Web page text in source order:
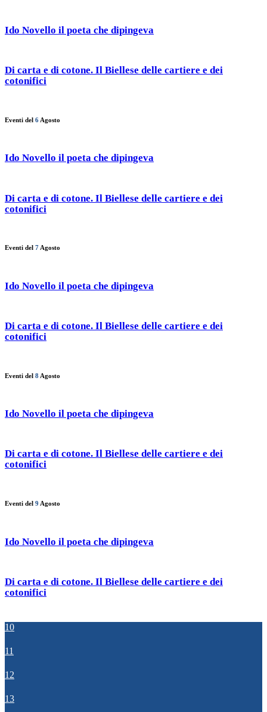
Ido Novello il poeta che dipingeva
Di carta e di cotone. Il Biellese delle cartiere e dei
cotonifici
Eventi del 6 Agosto
Ido Novello il poeta che dipingeva
Di carta e di cotone. Il Biellese delle cartiere e dei
cotonifici
Eventi del 7 Agosto
Ido Novello il poeta che dipingeva
Di carta e di cotone. Il Biellese delle cartiere e dei
cotonifici
Eventi del 8 Agosto
Ido Novello il poeta che dipingeva
Di carta e di cotone. Il Biellese delle cartiere e dei
cotonifici
Eventi del 9 Agosto
Ido Novello il poeta che dipingeva
Di carta e di cotone. Il Biellese delle cartiere e dei
cotonifici
10
11
12
13